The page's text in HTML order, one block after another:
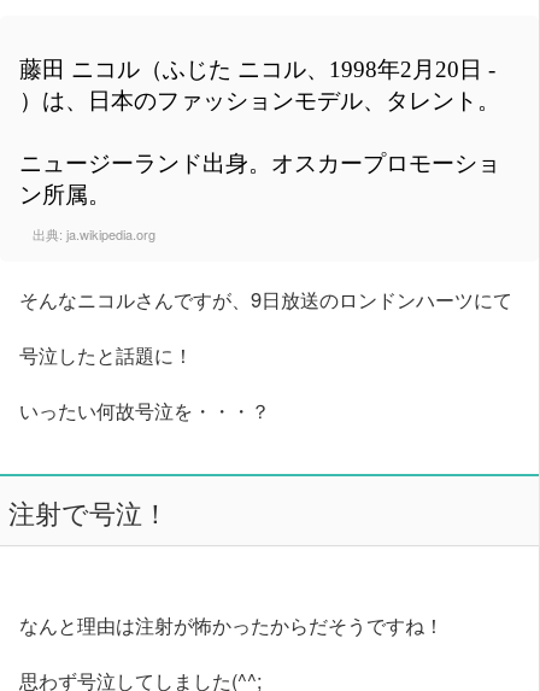
藤田 ニコル（ふじた ニコル、1998年2月20日 -
）は、日本のファッションモデル、タレント。
ニュージーランド出身。オスカープロモーショ
ン所属。
出典: ja.wikipedia.org
そんなニコルさんですが、9日放送のロンドンハーツにて
号泣したと話題に！
いったい何故号泣を・・・？
注射で号泣！
なんと理由は注射が怖かったからだそうですね！
思わず号泣してしました(^^;